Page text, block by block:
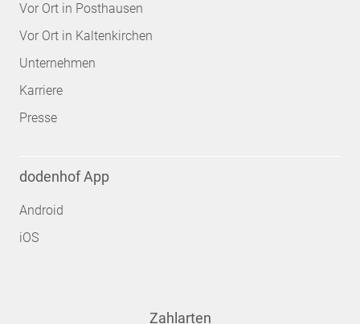
Vor Ort in Posthausen
Vor Ort in Kaltenkirchen
Unternehmen
Karriere
Presse
dodenhof App
Android
iOS
Zahlarten